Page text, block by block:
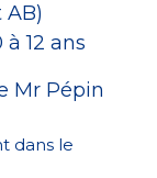
12 ans
Mr Pépin
dans le